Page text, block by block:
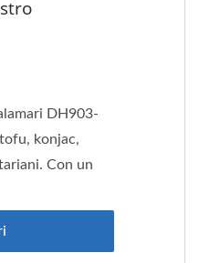
DH903-
konjac,
Con un